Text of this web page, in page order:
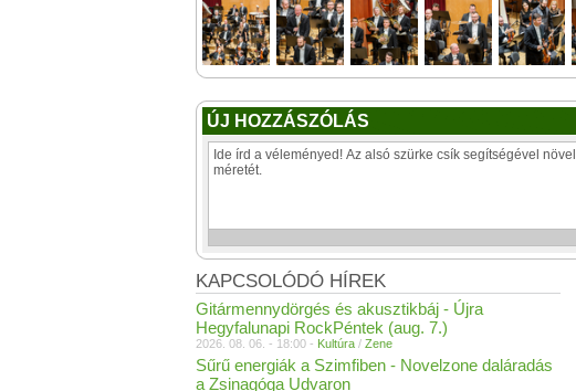
ÚJ HOZZÁSZÓLÁS
KAPCSOLÓDÓ HÍREK
Gitármennydörgés és akusztikbáj - Újra
Hegyfalunapi RockPéntek (aug. 7.)
2026. 08. 06. - 18:00 - Kultúra / Zene
Sűrű energiák a Szimfiben - Novelzone daláradás
a Zsinagóga Udvaron